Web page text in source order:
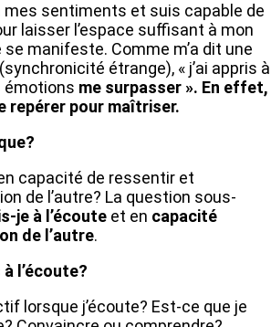
mes sentiments et suis capable de
laisser l’espace suffisant à mon
manifeste. Comme m’a dit une
étrange), « j’ai appris à
émotions me surpasser ». En effet,
repérer pour maîtriser.
capacité de ressentir et
de l’autre? La question sous-
je à l’écoute et en capacité
de l’autre.
l’écoute?
lorsque j’écoute? Est-ce que je